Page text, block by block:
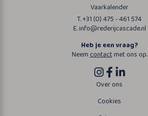
Vaarkalender
T. +31 (0) 475 - 461 574
E. info@rederijcascade.nl
Heb je een vraag?
Neemcontactmet ons op.
Over ons
Cookies